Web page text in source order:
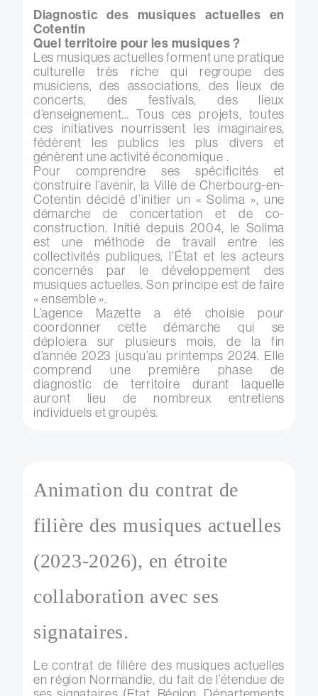
Diagnostic des musiques actuelles en
Cotentin
Quel territoire pour les musiques ?
Les musiques actuelles forment une pratique
culturelle très riche qui regroupe des
musiciens, des associations, des lieux de
concerts, des festivals, des lieux
d’enseignement… Tous ces projets, toutes
ces initiatives nourrissent les imaginaires,
fédèrent les publics les plus divers et
génèrent une activité économique .
Pour comprendre ses spécificités et
construire l’avenir, la Ville de Cherbourg-en-
Cotentin décidé d’initier un « Solima », une
démarche de concertation et de co-
construction. Initié depuis 2004, le Solima
est une méthode de travail entre les
collectivités publiques, l’État et les acteurs
concernés par le développement des
musiques actuelles. Son principe est de faire
« ensemble ».
L’agence Mazette a été choisie pour
coordonner cette démarche qui se
déploiera sur plusieurs mois, de la fin
d’année 2023 jusqu’au printemps 2024. Elle
comprend une première phase de
diagnostic de territoire durant laquelle
auront lieu de nombreux entretiens
individuels et groupés.
Animation du contrat de
filière des musiques actuelles
(2023-2026), en étroite
collaboration avec ses
signataires.
Le contrat de filière des musiques actuelles
en région Normandie, du fait de l’étendue de